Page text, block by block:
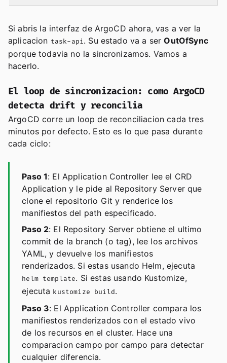
Si abris la interfaz de ArgoCD ahora, vas a ver la
aplicacion task-api. Su estado va a serOutOfSync
porque todavia no la sincronizamos. Vamos a
hacerlo.
El loop de sincronizacion: como ArgoCD
detecta drift y reconcilia
ArgoCD corre un loop de reconciliacion cada tres
minutos por defecto. Esto es lo que pasa durante
cada ciclo:
Paso 1: El Application Controller lee el CRD
Application y le pide al Repository Server que
clone el repositorio Git y renderice los
manifiestos del path especificado.
Paso 2: El Repository Server obtiene el ultimo
commit de la branch (o tag), lee los archivos
YAML, y devuelve los manifiestos
renderizados. Si estas usando Helm, ejecuta
helm template. Si estas usando Kustomize,
ejecuta kustomize build.
Paso 3: El Application Controller compara los
manifiestos renderizados con el estado vivo
de los recursos en el cluster. Hace una
comparacion campo por campo para detectar
cualquier diferencia.